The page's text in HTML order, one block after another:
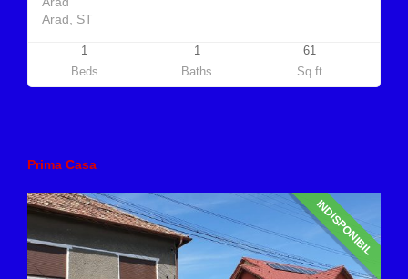
Arad, ST
1
Beds
1
Baths
61
Sq ft
Prima Casa
INDISPONIBIL